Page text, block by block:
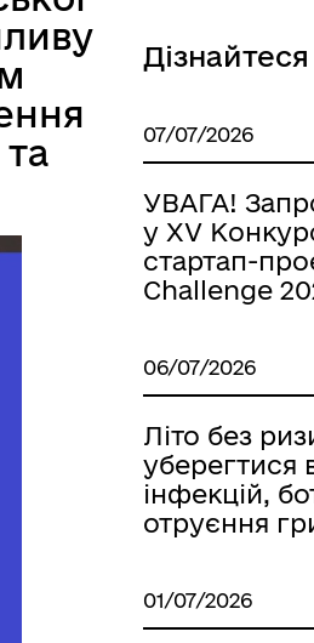
07/07/2026
УВАГА!
у XV
стартап-
Challenge
06/07/2026
Літо без
уберегтися
інфекцій,
отруєння
01/07/2026